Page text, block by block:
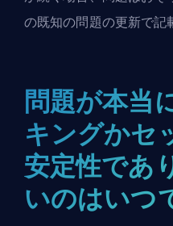
の既知の問題の更新で記
問題が本当
キングかセ
安定性であ
いのはいつ